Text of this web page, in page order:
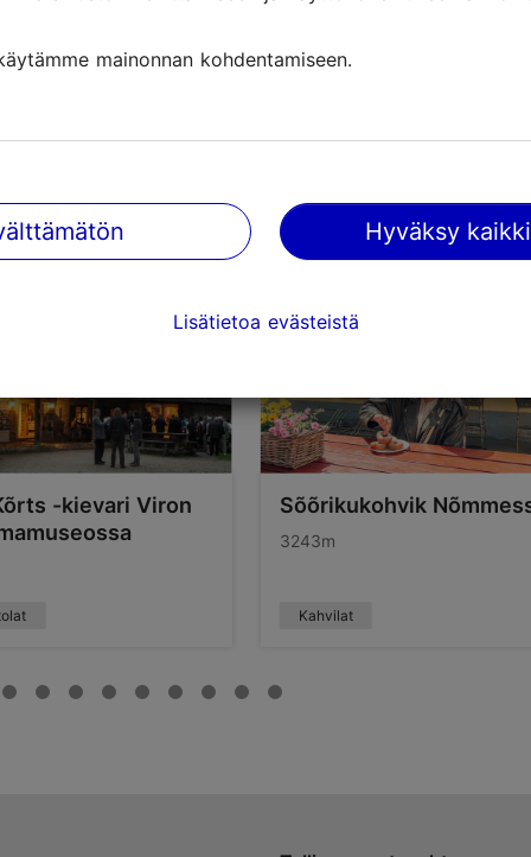
-kievari Viron
Sõõrikukohvik
3243m
Kahvilat
mainonnan kohdentamiseen.
Hyväksy
Lisätietoa evästeistä